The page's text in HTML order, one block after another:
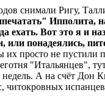
снимали Ригу,
Ипполита,
ехать. Вот это я и
понадеялись,
их просто не пустили
"Итальянцев",
недель. А на счёт Дон
читокровных испанцев